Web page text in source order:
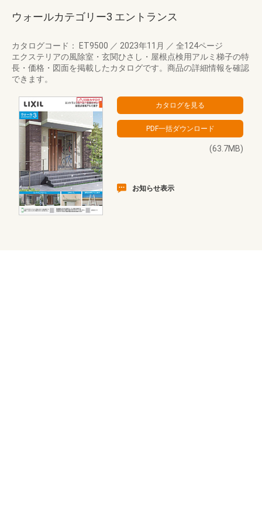
ウォールカテゴリー3 エントランス
カタログコード： ET9500 ／ 2023年11月 ／ 全124ページ
エクステリアの風除室・玄関ひさし・屋根点検用アルミ梯子の特
長・価格・図面を掲載したカタログです。商品の詳細情報を確認
できます。
(63.7MB)
お知らせ表示